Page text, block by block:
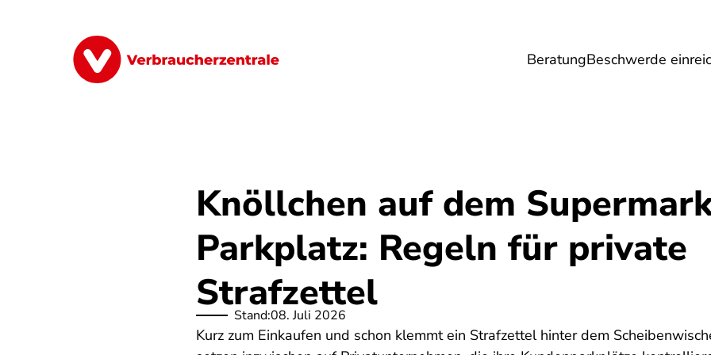
BeratungBeschwerde
Finanzen Digitales Lebensmittel Gesundheit Energie
Knöllchen auf dem
Parkplatz: Regeln für private
Strafzettel
Stand:08. Juli 2026
Kurz zum Einkaufen und schon klemmt ein Strafzettel hinter dem